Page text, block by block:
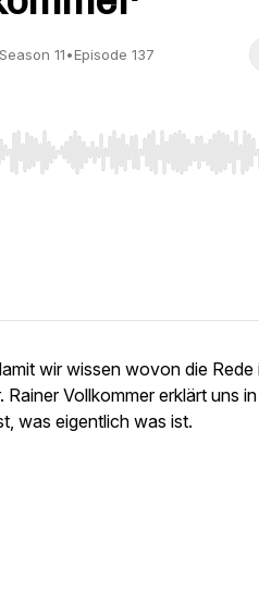
Season 11•Episode 137
seek, Home/End to jump to
wir wissen wovon die Rede
Rainer Vollkommer erklärt uns
was eigentlich was ist.